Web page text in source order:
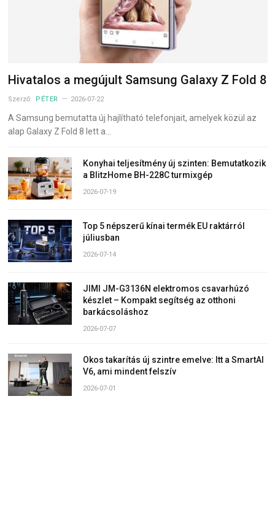
Hivatalos a megújult Samsung Galaxy Z Fold 8
Szerző: PÉTER 2026-07-22
A Samsung bemutatta új hajlítható telefonjait, amelyek közül az
alap Galaxy Z Fold 8 lett a…
Konyhai teljesítmény új szinten: Bemutatkozik
a BlitzHome BH-228C turmixgép
2026-07-19
Top 5 népszerű kínai termék EU raktárról
júliusban
2026-07-14
JIMI JM-G3136N elektromos csavarhúzó
készlet – Kompakt segítség az otthoni
barkácsoláshoz
2026-07-07
Okos takarítás új szintre emelve: Itt a SmartAI
V6, ami mindent felszív
2026-07-01